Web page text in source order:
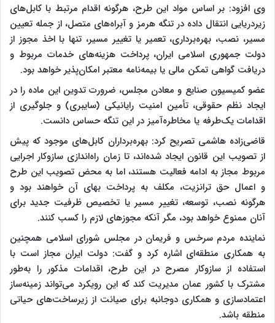
وی افزود: بر اساس مواد این طرح، هرگونه اقدام مرتبط با کابل‌های
زیردریایی انتقال داده در تنگه هرمز و آبراه‌های متصل، از جمله تعیین
مسیر، نصب، بهره‌برداری، تعمیر یا تغییر مسیر، تنها با اخذ مجوز از
دولت جمهوری اسلامی ایران، پرداخت هزینه‌های خدمات مربوط و
دریافت گواهی تمکن مالی یا بیمه‌نامه معتبر امکان‌پذیر خواهد بود.
عضو کمیسیون صنایع و معادن مجلس، ضرورت تدوین این ماده را در
ایجاد نظم حقوقی، تأمین امنیت رایانیکی (سایبری) و جلوگیری از
اقدامات یک‌طرفه یا مخاطره‌آمیز در این تنگه حساس دانست.
قاضی‌زاده هاشمی تصریح کرد: بهره‌برداران کابل‌های موجود که پیش
از تصویب این قانون ایجاد شده‌اند، تا زمان راه‌اندازی سازوکار اجرایی
مربوط مجاز به ادامه فعالیت هستند، اما به محض تصویب این طرح
و اعمال حق ترانزیت، مکلف به پرداخت بهای آن خواهند بود و
هرگونه نصب، توسعه، تغییر مسیر یا تخصیص ظرفیت جدید برای
آنان ممنوع خواهد بود، مگر آنکه مجوزهای لازم را کسب کنند.
نماینده مردم سرخس و فریمان در مجلس شورای اسلامی همچنین
به همکاری منطقه‌ای اشاره کرد و گفت: دولت ایران مجاز است با
استفاده از سازوکار مصرح در این طرح، اقدامات مذکور را به‌طور
مشترک با کشور عمان مدیریت کند که این رویکرد می‌تواند زمینه‌ساز
اعتمادسازی و همکاری دوجانبه برای صیانت از زیرساخت‌های حیاتی
منطقه باشد.